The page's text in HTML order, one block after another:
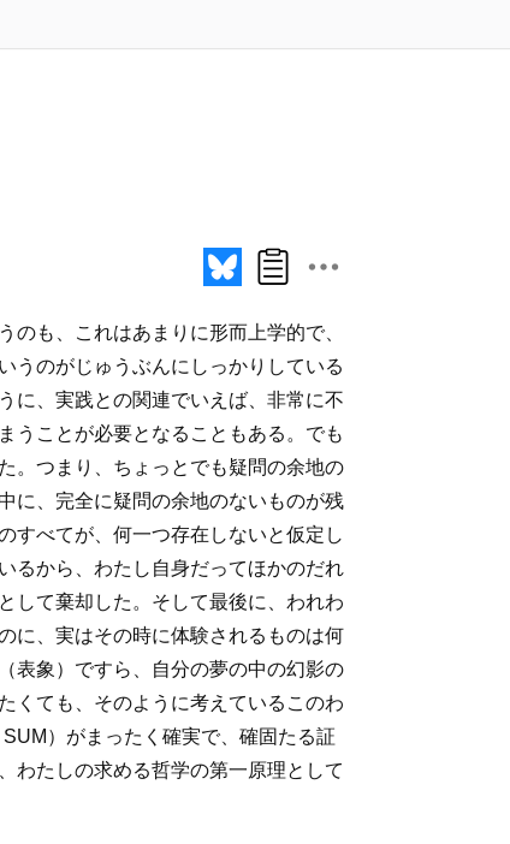
も、これはあまりに形而上学的で、
うのがじゅうぶんにしっかりしている
に、実践との関連でいえば、非常に不
うことが必要となることもある。でも
。つまり、ちょっとでも疑問の余地の
に、完全に疑問の余地のないものが残
すべてが、何一つ存在しないと仮定し
るから、わたし自身だってほかのだれ
して棄却した。そして最後に、われわ
に、実はその時に体験されるものは何
表象）ですら、自分の夢の中の幻影の
くても、そのように考えているこのわ
）がまったく確実で、確固たる証
わたしの求める哲学の第一原理として